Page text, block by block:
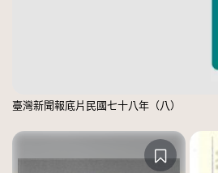
臺灣新聞報底片民國七十八年（八）